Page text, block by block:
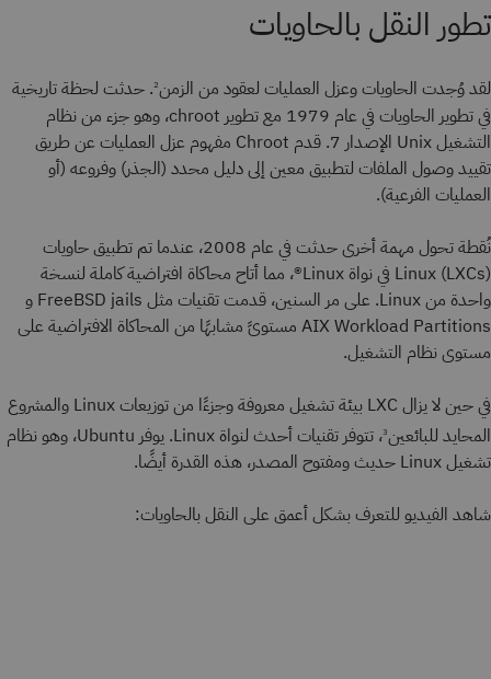
تطور النقل بالحاويات
لقد وُجدت الحاويات وعزل العمليات لعقود من الزمن2. حدثت لحظة تاريخية
في تطوير الحاويات في عام 1979 مع تطوير chroot، وهو جزء من نظام
التشغيل Unix الإصدار 7. قدم Chroot مفهوم عزل العمليات عن طريق
تقييد وصول الملفات لتطبيق معين إلى دليل محدد (الجذر) وفروعه (أو
العمليات الفرعية).
نُقطة تحول مهمة أخرى حدثت في عام 2008، عندما تم تطبيق حاويات
Linux (LXCs) في نواة Linux®، مما أتاح محاكاة افتراضية كاملة لنسخة
واحدة من Linux. على مر السنين، قدمت تقنيات مثل FreeBSD jails و
AIX Workload Partitions مستوىً مشابهًا من المحاكاة الافتراضية على
مستوى نظام التشغيل.
في حين لا يزال LXC بيئة تشغيل معروفة وجزءًا من توزيعات Linux والمشروع
المحايد للبائعين3
، تتوفر تقنيات أحدث لنواة Linux. يوفر Ubuntu، وهو نظام
تشغيل Linux حديث ومفتوح المصدر، هذه القدرة أيضًا.
شاهد الفيديو للتعرف بشكل أعمق على النقل بالحاويات: